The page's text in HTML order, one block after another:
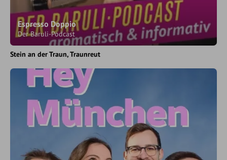
Espresso Doppio
Der Baruli-Podcast
Stein an der Traun Traunreut